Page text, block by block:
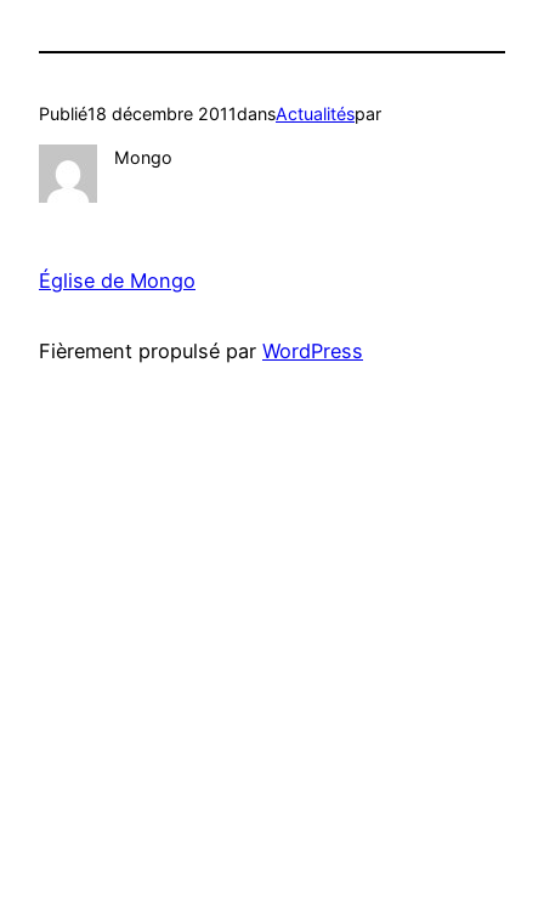
Publié18 décembre 2011dansActualitéspar
Mongo
Église de Mongo
Fièrement propulsé par WordPress